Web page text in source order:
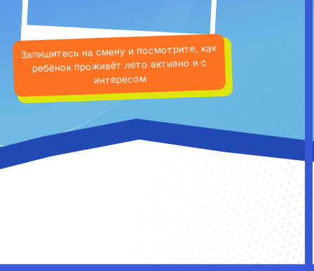
как у нас все устроено
на смену и посмотрите, как
проживёт лето активно и с
интересом